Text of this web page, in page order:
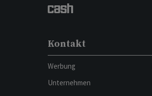
Kontakt
Werbung
Unternehmen